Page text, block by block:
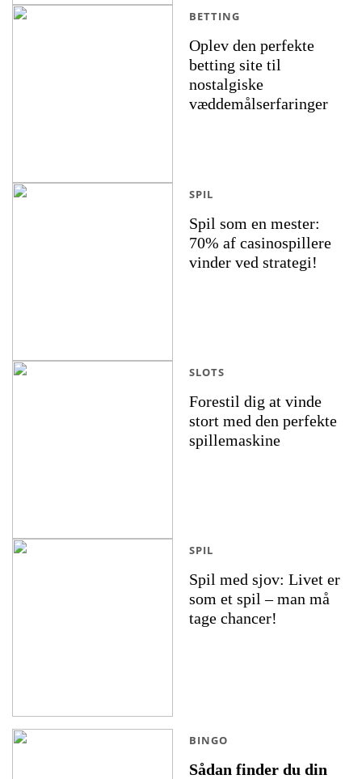
Oplev den perfekte
betting site til
nostalgiske
væddemålserfaringer
BETTING
Spil som en mester:
70% af casinospillere
vinder ved strategi!
SPIL
Forestil dig at vinde
stort med den perfekte
spillemaskine
SLOTS
Spil med sjov: Livet er
som et spil – man må
tage chancer!
SPIL
Sådan finder du din
BINGO